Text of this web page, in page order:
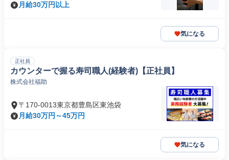
月給30万円以上
気になる
正社員
カウンターで握る寿司職人(経験者)【正社員】
株式会社福助
〒170-0013東京都豊島区東池袋
月給30万円～45万円
気になる